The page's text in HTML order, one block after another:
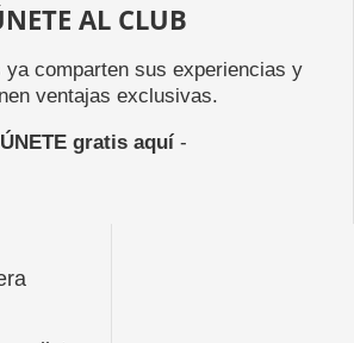
AL CLUB
comparten sus experiencias y
ventajas exclusivas.
ÚNETE gratis aquí-